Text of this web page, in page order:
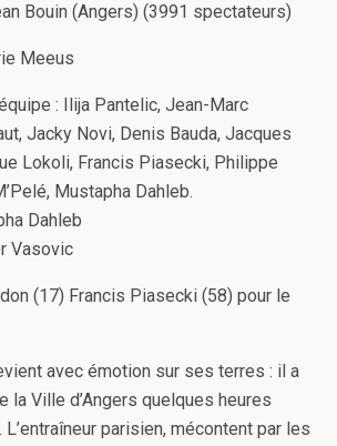
Bouin (Angers) (3991 spectateurs)
Meeus
: Ilija Pantelic, Jean-Marc
Jacky Novi, Denis Bauda, Jacques
Lokoli, Francis Piasecki, Philippe
Mustapha Dahleb.
Dahleb
Vasovic
(17) Francis Piasecki (58) pour le
avec émotion sur ses terres : il a
la Ville d’Angers quelques heures
L’entraîneur parisien, mécontent par les